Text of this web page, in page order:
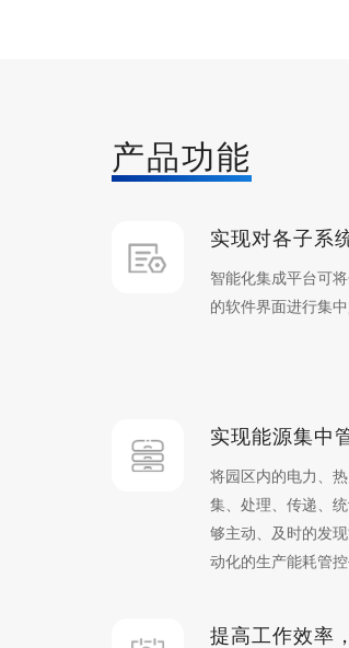
产品功能
实现对各子系
智能化集成平台可
的软件界面进行集中
实现能源集中
将园区内的电力、
集、处理、传递、
够主动、及时的发
动化的生产能耗管
提高工作效率